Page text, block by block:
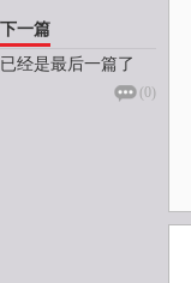
下一篇
已经是最后一篇了
(0)